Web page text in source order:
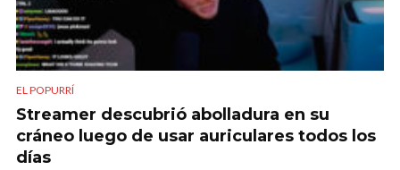
EL POPURRÍ
Streamer descubrió abolladura en su
cráneo luego de usar auriculares todos los
días